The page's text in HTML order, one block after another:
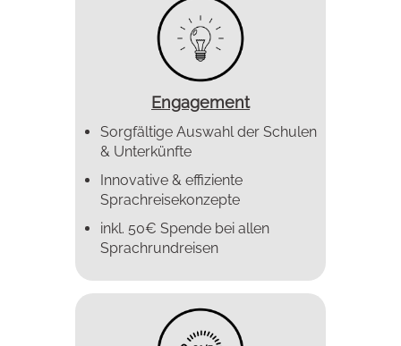
Engagement
Sorgfältige Auswahl der Schulen
& Unterkünfte
Innovative & effiziente
Sprachreise­konzepte
inkl. 50€ Spende bei allen
Sprachrundreisen